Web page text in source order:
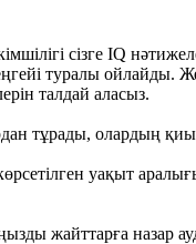
сізге IQ
туралы ойлайды.
талдай аласыз.
тұрады, олардың
уақыт
жайттарға назар